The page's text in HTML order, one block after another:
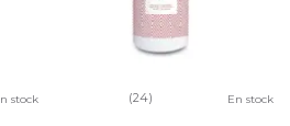
stock (24) En stock